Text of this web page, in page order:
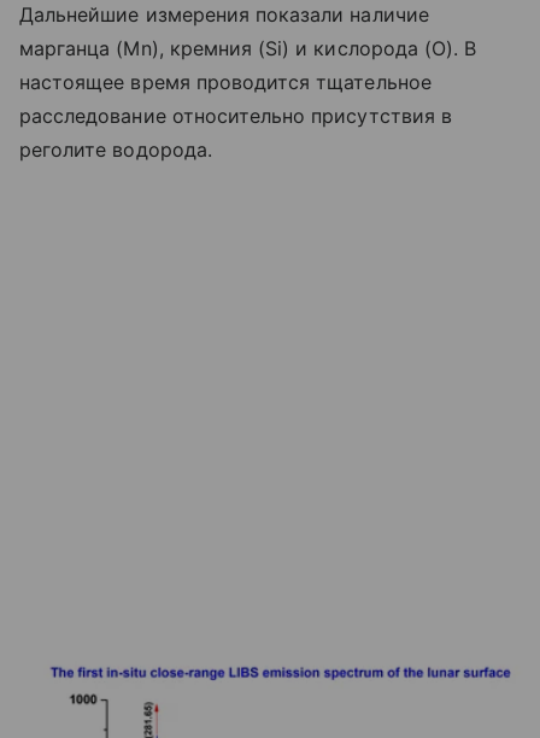
Дальнейшие измерения показали наличие
марганца (Mn), кремния (Si) и кислорода (O). В
настоящее время проводится тщательное
расследование относительно присутствия в
реголите водорода.